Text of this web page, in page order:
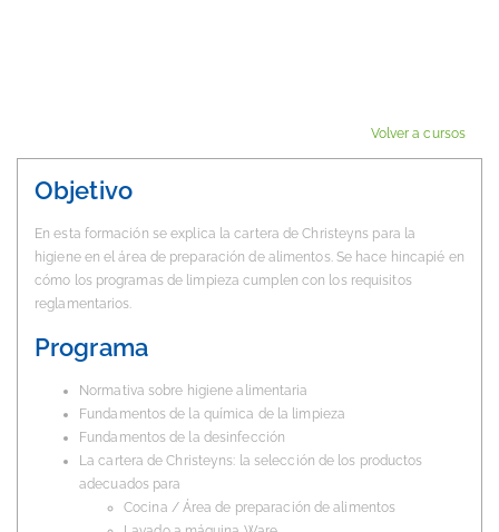
Volver a cursos
Objetivo
En esta formación se explica la cartera de Christeyns para la
higiene en el área de preparación de alimentos. Se hace hincapié en
cómo los programas de limpieza cumplen con los requisitos
reglamentarios.
Programa
Normativa sobre higiene alimentaria
Fundamentos de la química de la limpieza
Fundamentos de la desinfección
La cartera de Christeyns: la selección de los productos
adecuados para
Cocina / Área de preparación de alimentos